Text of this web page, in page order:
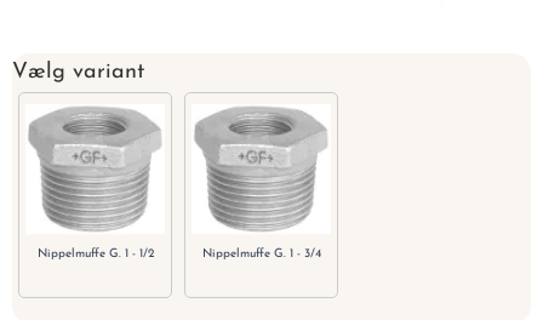
Vælg variant
Nippelmuffe G. 1 - 1/2 Nippelmuffe G. 1 - 3/4